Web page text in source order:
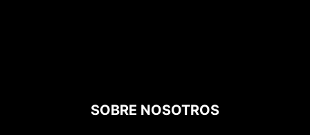
SOBRE NOSOTROS